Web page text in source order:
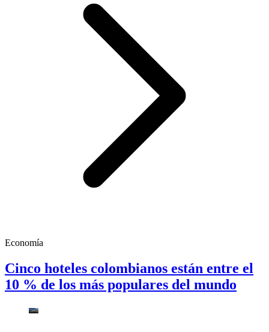
Economía
Cinco hoteles colombianos están entre el
10 % de los más populares del mundo